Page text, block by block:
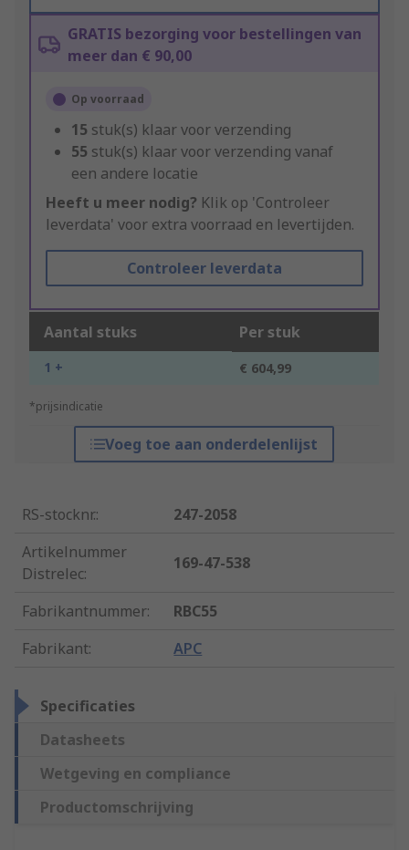
GRATIS bezorging voor bestellingen van
meer dan € 90,00
Op voorraad
15 stuk(s) klaar voor verzending
55 stuk(s) klaar voor verzending vanaf
een andere locatie
Heeft u meer nodig? Klik op 'Controleer
leverdata' voor extra voorraad en levertijden.
Controleer leverdata
Aantal stuks Per stuk
1 + € 604,99
*prijsindicatie
Voeg toe aan onderdelenlijst
RS-stocknr.:
247-2058
Artikelnummer
Distrelec:
169-47-538
Fabrikantnummer:
RBC55
Fabrikant: APC
Specificaties
Datasheets
Wetgeving en compliance
Productomschrijving